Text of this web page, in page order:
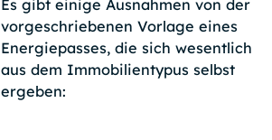
Es gibt einige Ausnahmen von der
vorgeschriebenen Vorlage eines
Energiepasses, die sich wesentlich
aus dem Immobilientypus selbst
ergeben: